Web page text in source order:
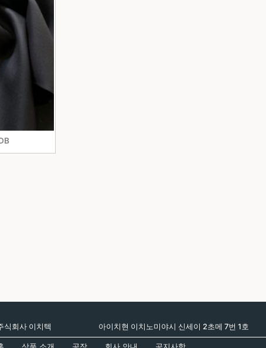
식회사 이치텍 아이치현 이치노미야시 신세이 2초메 7번 1호